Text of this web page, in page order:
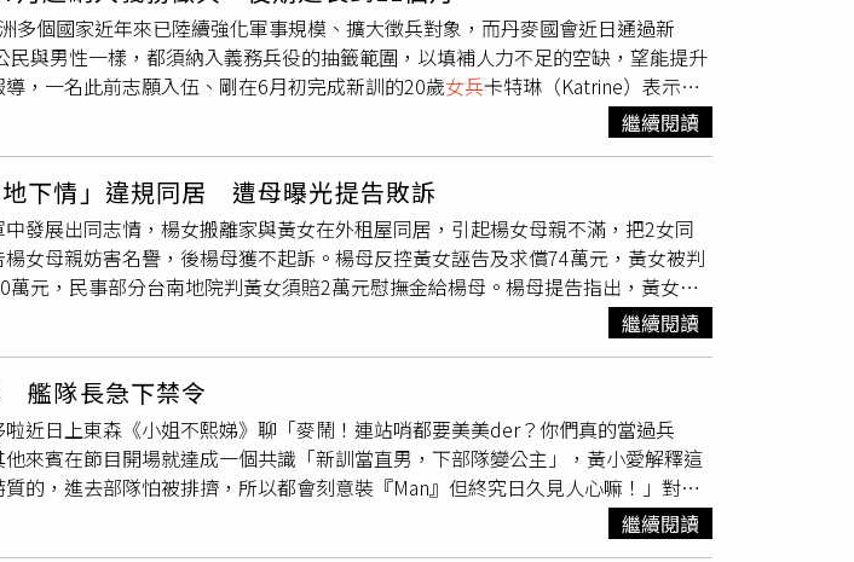
剝削的幌子。連串悲劇引發民怨，家屬痛斥政府漠視人命，直言不再讓子女從
」，即使發布高溫警報仍要求「照常作業」，暴露該國對人權的漠視。
多個國家近年來已陸續強化軍事規模、擴大徵兵對象，而丹麥國會近日通過新
與男性一樣，都須納入義務兵役的抽籤範圍，以填補人力不足的空缺，望能提升
，一名此前志願入伍、剛在6月初完成新訓的20歲女兵卡特琳（Katrine）表示，
我認為女性與男性平等參與國防，是公平且正確的」，她與其他女性同袍完成了
野戰演練。據悉，訓練內容也加入了烏克蘭戰場經驗，這讓卡特琳認為「變得非常
初開始，女性便可以經由志願役參軍，成為武裝部隊的一員。但隨著歐洲安全持續
，從2025年7月1日起，年滿18歲的女性必須和男性一樣納入徵兵系統，而義務役
月。不過，這項性別平權改革方案最初是在2024年提出，原預定2027年上路，但
Strøm）說明，基於目前安全情勢的考量，將該計畫提前至2025年夏季，可
相關資料顯示，丹麥目前總人口為600萬人，現役職業軍人約9000人，2024年徵
，目標能在2033年前增至每年6500人。丹麥政府在今年2月，宣布成立總額70億
GDP的3%以上。對此，丹麥皇家國防學院學者豪格高（Rikke Haugegaard）提
不足、裝備不合及潛在性騷擾問題也將成為挑戰。
繼續閱讀
下情」違規同居 遭母曝光提告敗訴
發展出同志情，楊女搬離家與黃女在外租屋同居，引起楊女母親不滿，把2女同
女母親妨害名譽，後楊母獲不起訴。楊母反控黃女誣告及求償74萬元，黃女被判
元，民事部分台南地院判黃女須賠2萬元慰撫金給楊母。楊母提告指出，黃女與
在同單位服役，日久生情發展成同性情侶，2人違反軍中規定，2021年10月間在軍
，她得知女兒與女同袍交往表示反對，女兒竟直接離家搬到租屋處同居。楊母向黃
不輕，事後獲檢方不起訴，她才反控黃女誣告及請求民事賠償。黃女對楊母指她
賠償損害，若未能達成共識，她願公益捐款國庫10萬元作為緩刑條件，並表示她
位汰除，喪失軍人身分。但楊母無調解意願，直接對黃女提起刑事附帶民事訴
會、經濟等條件，與楊母所受誣告的精神痛苦情狀，判黃女應賠楊母2萬元，此
繼續閱讀
艦隊長急下禁令
近日上東森《小姐不熙娣》聊「麥鬧！連站哨都要美美der？你們真的當過兵
來賓在節目開場就達成一個共識「新訓當直男，下部隊變公主」，黃小愛解釋這
的，進去部隊怕被排擠，所以都會刻意裝『Man』但終究日久見人心嘛！」對於
日記」，這讓來宣傳新書的孫德榮無奈表示：「根本走錯棚！我當海軍艦艇兵3
看好的一件事是什麼時，孫德榮表示，其實大家不看好的事情很多，其中印象深刻
繼續閱讀